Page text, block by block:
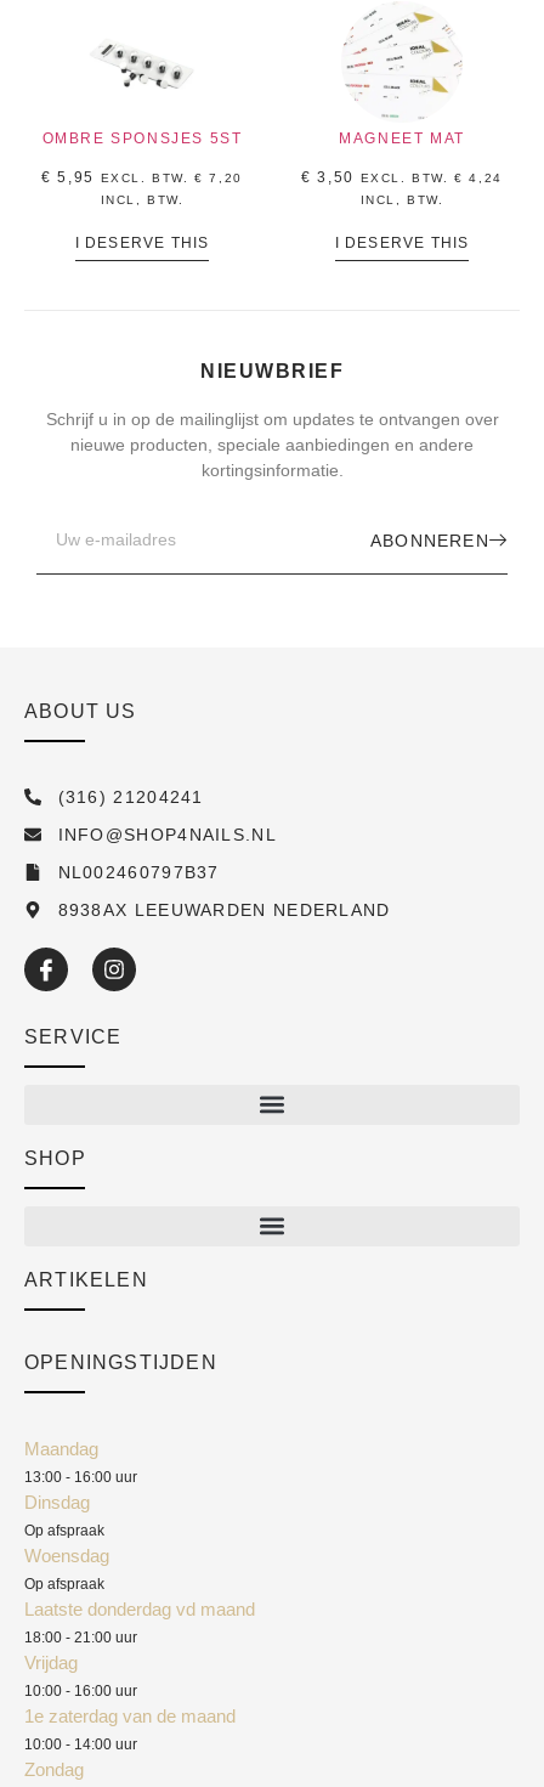
OMBRE SPONSJES 5ST
€ 5,95 EXCL. BTW.€ 7,20
INCL, BTW.
I DESERVE THIS
MAGNEET MAT
€ 3,50 EXCL. BTW.€ 4,24
INCL, BTW.
I DESERVE THIS
NIEUWBRIEF
Schrijf u in op de mailinglijst om updates te ontvangen over
nieuwe producten, speciale aanbiedingen en andere
kortingsinformatie.
ABONNEREN
ABOUT US
(316) 21204241
INFO@SHOP4NAILS.NL
NL002460797B37
8938AX LEEUWARDEN NEDERLAND
SERVICE
Academy
SHOP
ARTIKELEN
OPENINGSTIJDEN
Maandag
13:00 - 16:00 uur
Dinsdag
Op afspraak
Woensdag
Op afspraak
Laatste donderdag vd maand
18:00 - 21:00 uur
Vrijdag
10:00 - 16:00 uur
1e zaterdag van de maand
10:00 - 14:00 uur
Zondag